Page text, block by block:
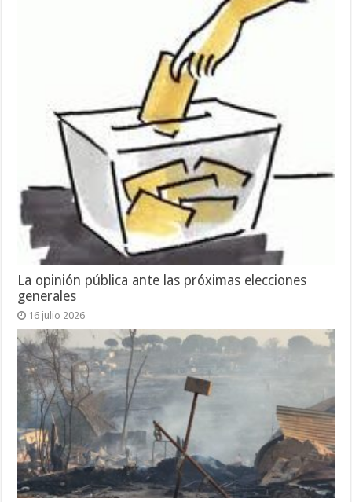
La opinión pública ante las próximas elecciones
generales
16 julio 2026